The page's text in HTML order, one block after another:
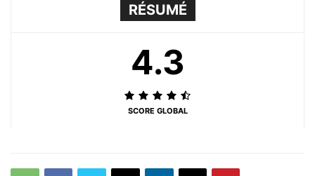
RÉSUMÉ
4.3
SCORE GLOBAL